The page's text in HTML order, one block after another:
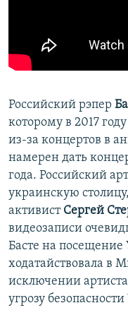
КРЫМ.НЕПОКОРЕННЫЙ
ELIFBE
Все сайты RFE/RL
Российский рэпер
которому в 2017
из-за концертов в
намерен дать
года. Российский
украинскую
активист Сергей
видеозаписи
Басте на
ходатайствовала в
исключении
угрозу